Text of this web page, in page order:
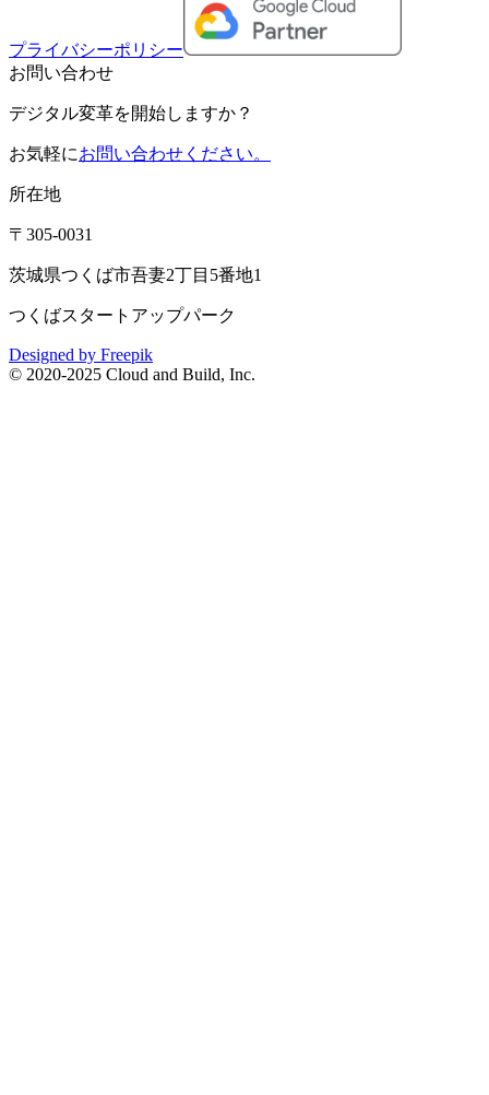
プライバシーポリシー
お問い合わせ
デジタル変革を開始しますか？
お気軽にお問い合わせください。
所在地
〒305-0031
茨城県つくば市吾妻2丁目5番地1
つくばスタートアップパーク
Designed by Freepik
© 2020-2025 Cloud and Build, Inc.